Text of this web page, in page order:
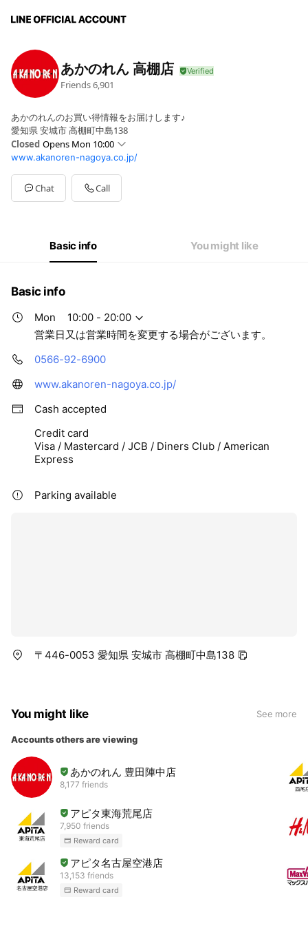
あかのれん 高棚店
Friends6,901
あかのれんのお買い得情報をお届けします♪
愛知県 安城市 高棚町中島138
Closed Opens Mon 10:00
Mon10:00 - 20:00
Sun09:00 - 20:00
営業日又は営業時間を変更する場合がございます。
www.akanoren-nagoya.co.jp/
Chat Call
Basic info You might like
Basic info
Mon
10:00 - 20:00
営業日又は営業時間を変更する場合がございます。
0566-92-6900
www.akanoren-nagoya.co.jp/
Cash accepted
Credit card
Visa / Mastercard / JCB / Diners Club / American
Express
Parking available
〒446-0053 愛知県 安城市 高棚町中島138
You might like See more
Accounts others are viewing
あかのれん 豊田陣中店
8,177 friends
アピタ東海荒尾店
7,950 friends
Reward card
アピタ名古屋空港店
13,153 friends
Reward card